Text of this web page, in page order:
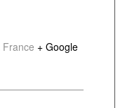
France + Google